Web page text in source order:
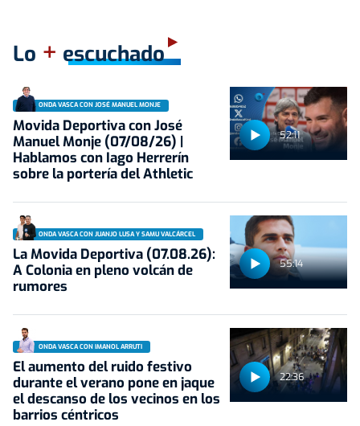
Lo + escuchado
52:11
ONDA VASCA CON JOSÉ MANUEL MONJE
Movida Deportiva con José
Manuel Monje (07/08/26) |
Hablamos con Iago Herrerín
sobre la portería del Athletic
55:14
ONDA VASCA CON JUANJO LUSA Y SAMU VALCÁRCEL
La Movida Deportiva (07.08.26):
A Colonia en pleno volcán de
rumores
22:36
ONDA VASCA CON IMANOL ARRUTI
El aumento del ruido festivo
durante el verano pone en jaque
el descanso de los vecinos en los
barrios céntricos